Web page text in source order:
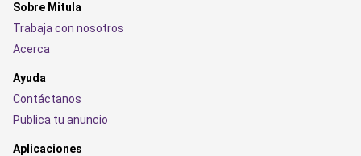
Sobre Mitula
Trabaja con nosotros
Acerca
Ayuda
Contáctanos
Publica tu anuncio
Aplicaciones